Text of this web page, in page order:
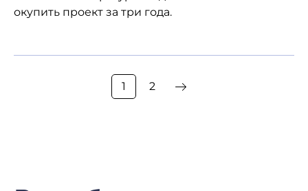
окупить проект за три года.
1 2